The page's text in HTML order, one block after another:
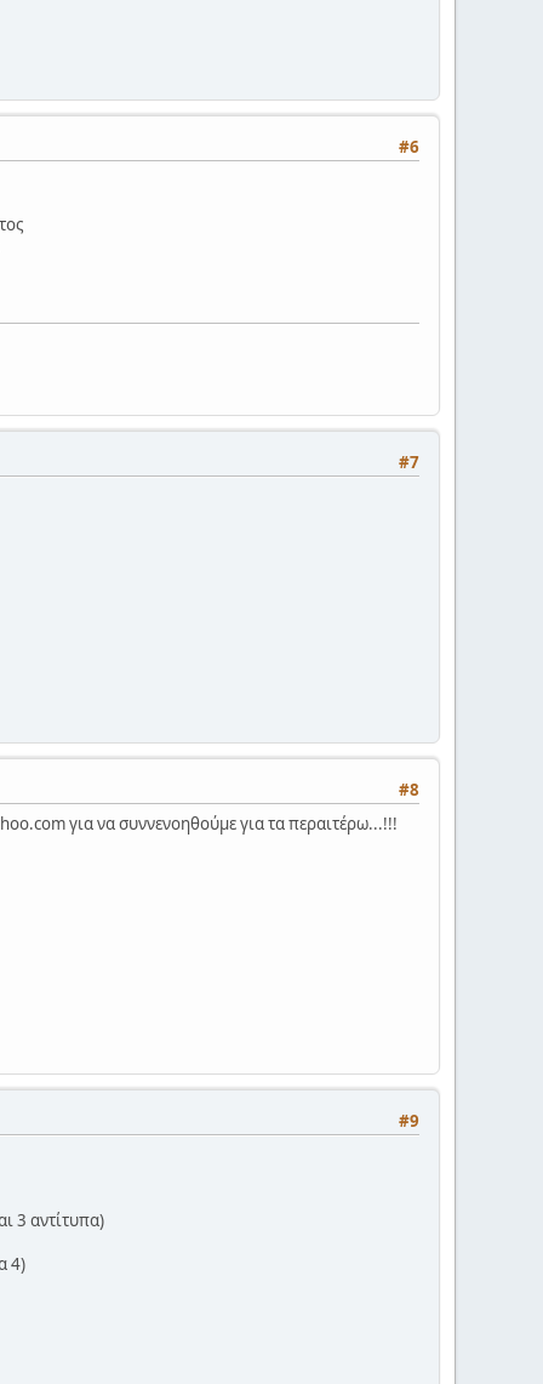
#6
#7
#8
για να συννενοηθούμε για τα περαιτέρω...!!!
#9
3 αντίτυπα)
4)